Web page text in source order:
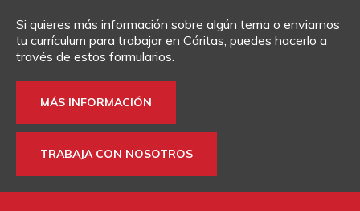
Si quieres más información sobre algún tema o enviarnos
tu currículum para trabajar en Cáritas, puedes hacerlo a
través de estos formularios.
MÁS INFORMACIÓN
TRABAJA CON NOSOTROS